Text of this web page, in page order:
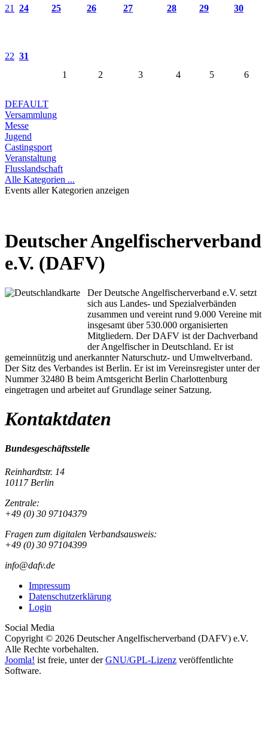
21 24 25 26 27 28 29 30
22 31
1
2 3 4 5 6
DEFAULT
Versammlung
Messe
Jugend
Castingsport
Veranstaltung
Flusslandschaft
Alle Kategorien ...
Events aller Kategorien anzeigen
Deutscher Angelfischerverband
e.V. (DAFV)
Der Deutsche Angelfischerverband e.V. setzt
sich aus Landes- und Spezialverbänden
zusammen und vereint rund 9.000 Vereine mit
insgesamt über 530.000 organisierten
Mitgliedern. Der DAFV ist der Dachverband
der Angelfischer in Deutschland. Er ist
gemeinnützig und anerkannter Naturschutz- und Umweltverband.
Der Sitz des Verbandes ist Berlin. Er ist im Vereinsregister unter der
Nummer 32480 B beim Amtsgericht Berlin Charlottenburg
eingetragen und arbeitet auf Grundlage seiner Satzung.
Kontaktdaten
Bundesgeschäftsstelle
Reinhardtstr. 14
10117 Berlin
Zentrale:
+49 (0) 30 97104379
Fragen zum digitalen Verbandsausweis:
+49 (0) 30 97104399
info@dafv.de
Impressum
Datenschutzerklärung
Login
Social Media
Copyright © 2026 Deutscher Angelfischerverband (DAFV) e.V.
Alle Rechte vorbehalten.
Joomla! ist freie, unter derGNU/GPL-Lizenz veröffentlichte
Software.